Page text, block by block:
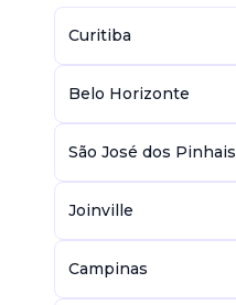
Curitiba
Belo Horizonte
São José dos Pinhais
Joinville
Campinas